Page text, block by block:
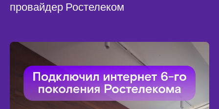
провайдер Ростелеком